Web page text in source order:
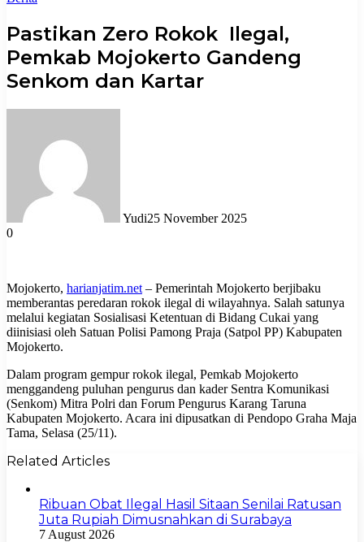
Pastikan Zero Rokok Ilegal,
Pemkab Mojokerto Gandeng
Senkom dan Kartar
Yudi25 November 2025
0
Mojokerto, harianjatim.net – Pemerintah Mojokerto berjibaku
memberantas peredaran rokok ilegal di wilayahnya. Salah satunya
melalui kegiatan Sosialisasi Ketentuan di Bidang Cukai yang
diinisiasi oleh Satuan Polisi Pamong Praja (Satpol PP) Kabupaten
Mojokerto.
Dalam program gempur rokok ilegal, Pemkab Mojokerto
menggandeng puluhan pengurus dan kader Sentra Komunikasi
(Senkom) Mitra Polri dan Forum Pengurus Karang Taruna
Kabupaten Mojokerto. Acara ini dipusatkan di Pendopo Graha Maja
Tama, Selasa (25/11).
Related Articles
Ribuan Obat Ilegal Hasil Sitaan Senilai Ratusan
Juta Rupiah Dimusnahkan di Surabaya
7 August 2026